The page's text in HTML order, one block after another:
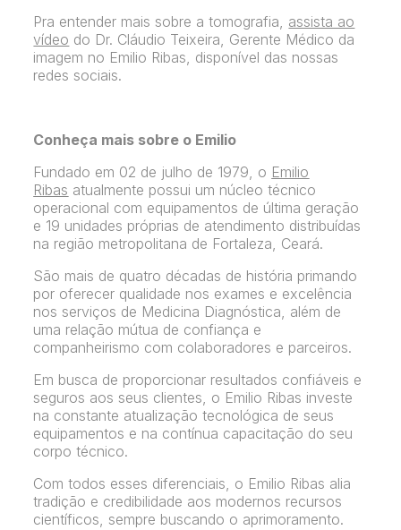
Pra entender mais sobre a tomografia, assista ao
vídeo do Dr. Cláudio Teixeira, Gerente Médico da
imagem no Emilio Ribas, disponível das nossas
redes sociais.
Conheça mais sobre o Emilio
Fundado em 02 de julho de 1979, o Emilio
Ribas atualmente possui um núcleo técnico
operacional com equipamentos de última geração
e 19 unidades próprias de atendimento distribuídas
na região metropolitana de Fortaleza, Ceará.
São mais de quatro décadas de história primando
por oferecer qualidade nos exames e excelência
nos serviços de Medicina Diagnóstica, além de
uma relação mútua de confiança e
companheirismo com colaboradores e parceiros.
Em busca de proporcionar resultados confiáveis e
seguros aos seus clientes, o Emilio Ribas investe
na constante atualização tecnológica de seus
equipamentos e na contínua capacitação do seu
corpo técnico.
Com todos esses diferenciais, o Emilio Ribas alia
tradição e credibilidade aos modernos recursos
científicos, sempre buscando o aprimoramento.